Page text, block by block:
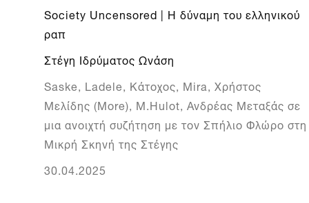
Society Uncensored | Η δύναμη του ελληνικού
ραπ
Στέγη Ιδρύματος Ωνάση
Saske, Ladele, Κάτοχος, Μira, Χρήστος
Μελίδης (More), Μ.Ηulot, Ανδρέας Μεταξάς σε
μια ανοιχτή συζήτηση με τον Σπήλιο Φλώρο στη
Μικρή Σκηνή της Στέγης
30.04.2025